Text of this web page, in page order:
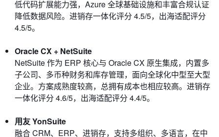
低代码扩展能力强，Azure 全球基础设施和丰富合规认证
降低数据风险。进销存一体化评分 4.5/5，出海适配评分
4.5/5。
Oracle CX + NetSuite
NetSuite 作为 ERP 核心与 Oracle CX 原生集成，内置多
子公司、多币种财务和库存管理，面向全球化中型至大型
企业。方案成熟度较高，总拥有成本也相应较高。进销存
一体化评分 4.6/5，出海适配评分 4.4/5。
用友 YonSuite
融合 CRM、ERP、进销存，支持多组织、多语言，在中